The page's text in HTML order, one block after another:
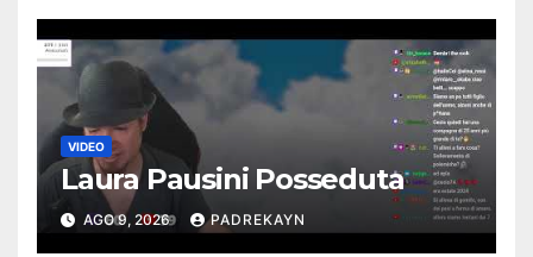
VIDEO
Laura Pausini Posseduta
AGO 9, 2026 PADREKAYN